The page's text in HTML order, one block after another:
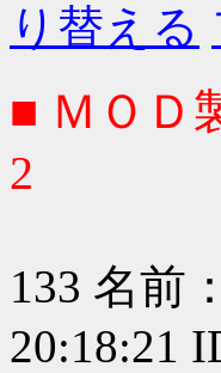
り替える
■ ＭＯＤ
2
133 名前：
20:18:21